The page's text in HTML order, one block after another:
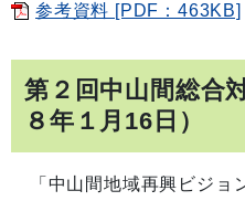
参考資料 [PDF：463KB]
第２回中山間総合
８年１月16日）
「中山間地域再興ビジョ